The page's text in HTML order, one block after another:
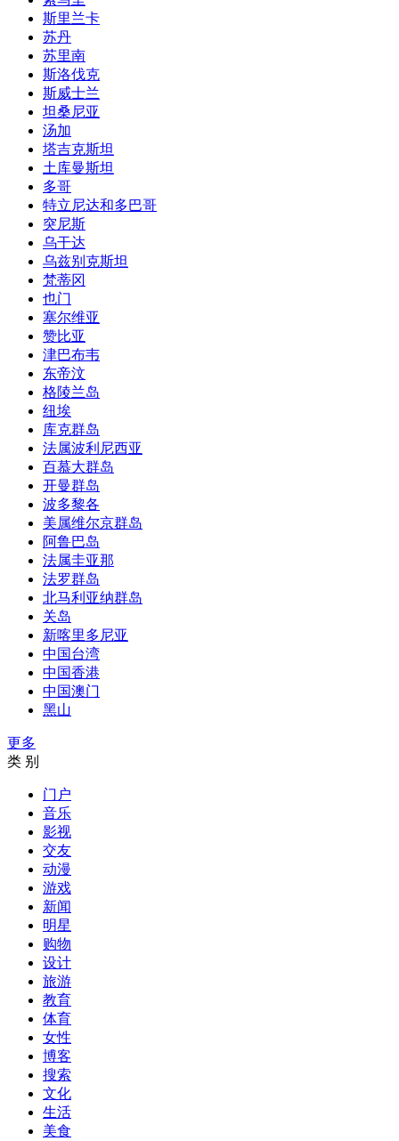
斯里兰卡
苏丹
苏里南
斯洛伐克
斯威士兰
坦桑尼亚
汤加
塔吉克斯坦
土库曼斯坦
多哥
特立尼达和多巴哥
突尼斯
乌干达
乌兹别克斯坦
梵蒂冈
也门
塞尔维亚
赞比亚
津巴布韦
东帝汶
格陵兰岛
纽埃
库克群岛
法属波利尼西亚
百慕大群岛
开曼群岛
波多黎各
美属维尔京群岛
阿鲁巴岛
法属圭亚那
法罗群岛
北马利亚纳群岛
关岛
新喀里多尼亚
中国台湾
中国香港
中国澳门
黑山
更多
类 别
门户
音乐
影视
交友
动漫
游戏
新闻
明星
购物
设计
旅游
教育
体育
女性
博客
搜索
文化
生活
美食